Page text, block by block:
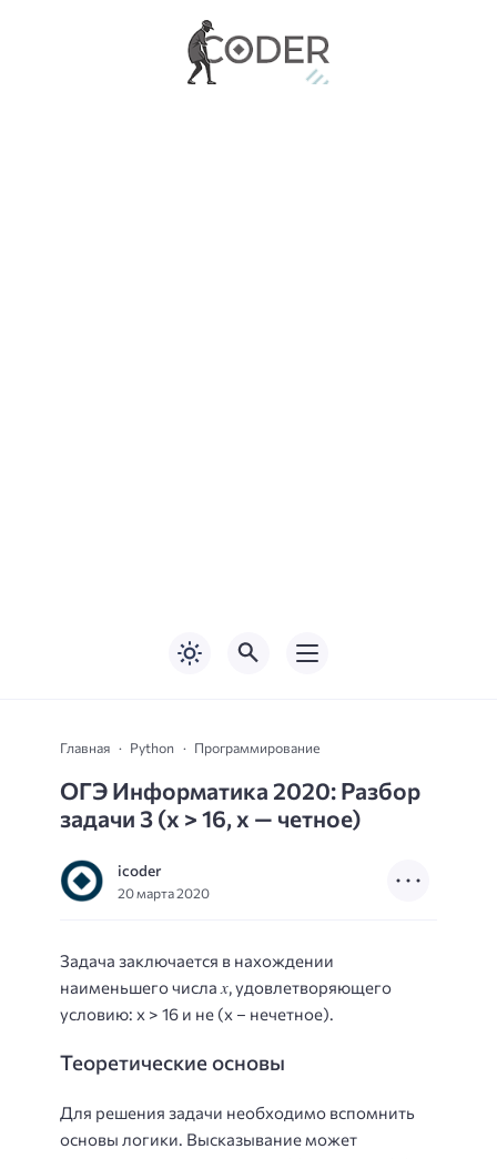
Главная Python Программирование
ОГЭ Информатика 2020: Разбор
задачи 3 (x > 16, x — четное)
icoder
20 марта 2020
Задача заключается в нахождении
наименьшего числа x, удовлетворяющего
условию: x > 16 и не (x – нечетное).
Теоретические основы
Для решения задачи необходимо вспомнить
основы логики. Высказывание может